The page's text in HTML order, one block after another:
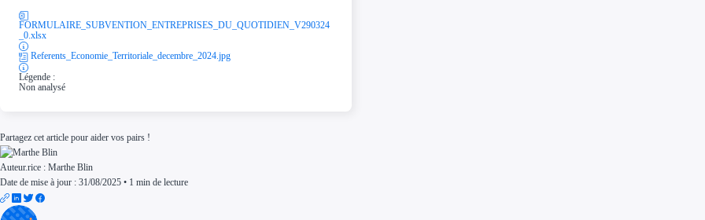
FORMULAIRE_SUBVENTION_ENTREPRISES_DU_QUOTIDIEN_V290324
_0.xlsx
Referents_Economie_Territoriale_decembre_2024.jpg
Légende :
Non analysé
Partagez cet article pour aider vos pairs !
Auteur.rice : Marthe Blin
Date de mise à jour : 31/08/2025 • 1 min de lecture